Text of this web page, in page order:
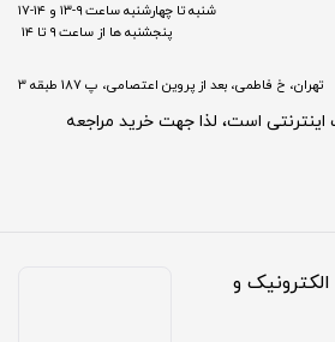
شنبه تا چهارشنبه ساعت ۹-۱۳ و ۱۴-۱۷
پنجشنبه ها از ساعت ۹ تا ۱۴
تهران، خ فاطمی، بعد از پروین اعتصامی، پ 187 طبقه 3
است، لذا جهت خرید مراجعه
و